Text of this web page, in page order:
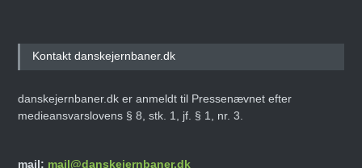
Kontakt danskejernbaner.dk
danskejernbaner.dk er anmeldt til Pressenævnet efter
medieansvarslovens § 8, stk. 1, jf. § 1, nr. 3.
mail: mail@danskejernbaner.dk